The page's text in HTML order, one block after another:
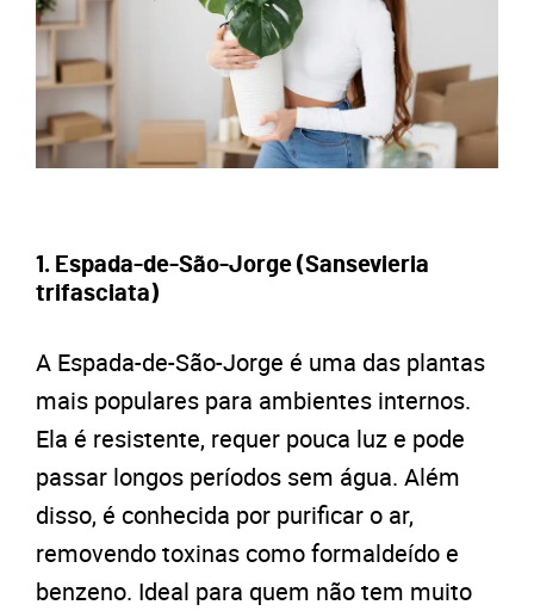
1. Espada-de-São-Jorge (Sansevieria
trifasciata)
A Espada-de-São-Jorge é uma das plantas
mais populares para ambientes internos.
Ela é resistente, requer pouca luz e pode
passar longos períodos sem água. Além
disso, é conhecida por purificar o ar,
removendo toxinas como formaldeído e
benzeno. Ideal para quem não tem muito